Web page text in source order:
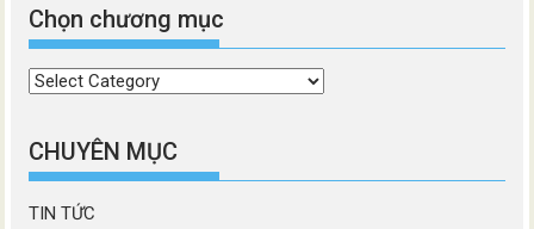
Chọn chương mục
Chọn
mục
CHUYÊN MỤC
TIN TỨC